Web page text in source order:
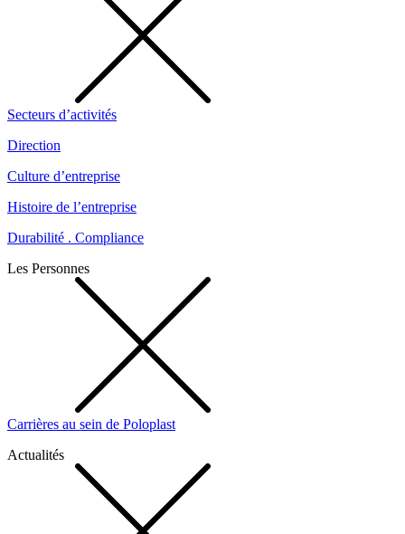
Secteurs d’activités
Direction
Culture d’entreprise
Histoire de l’entreprise
Durabilité . Compliance
Les Personnes
Carrières au sein de Poloplast
Actualités